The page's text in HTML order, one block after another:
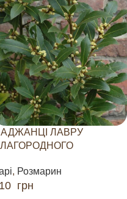
ЛАВРУ
, Розмарин
грн